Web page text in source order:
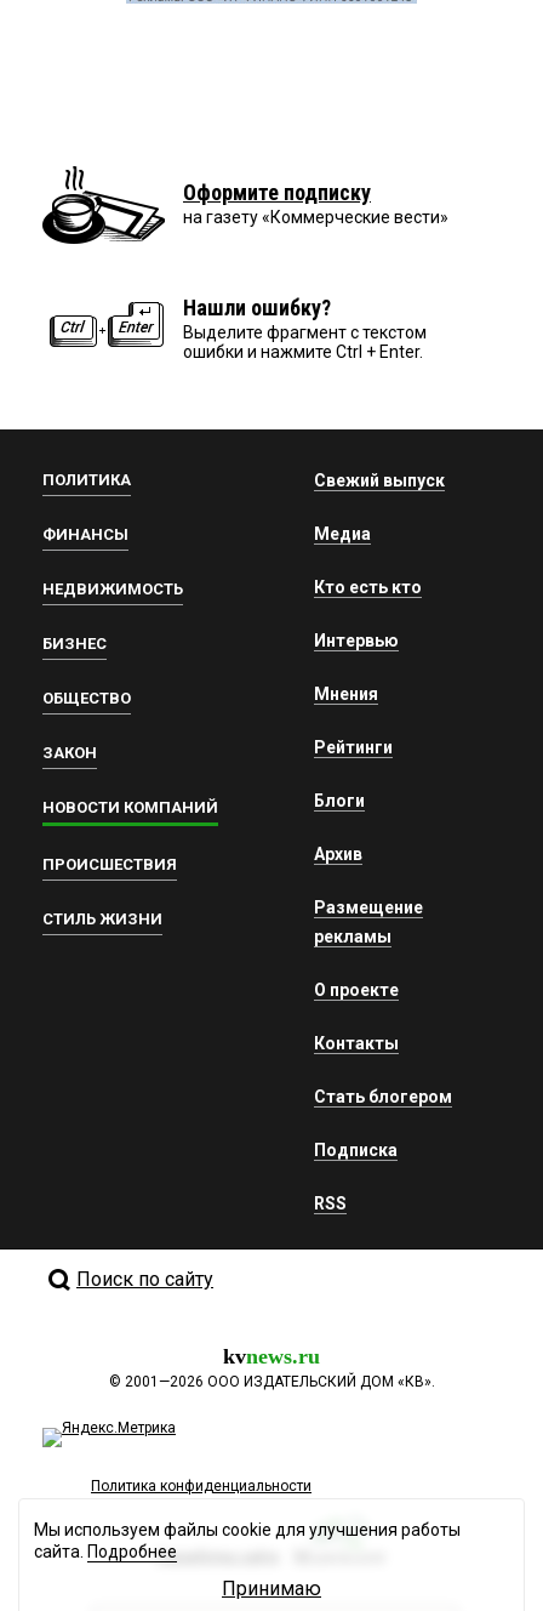
Оформите подписку
на газету «Коммерческие вести»
Нашли ошибку?
Выделите фрагмент с текстом
ошибки и нажмите Ctrl + Enter.
ПОЛИТИКА
ФИНАНСЫ
НЕДВИЖИМОСТЬ
БИЗНЕС
ОБЩЕСТВО
ЗАКОН
НОВОСТИ КОМПАНИЙ
ПРОИСШЕСТВИЯ
СТИЛЬ ЖИЗНИ
Свежий выпуск
Медиа
Кто есть кто
Интервью
Мнения
Рейтинги
Блоги
Архив
Размещение
рекламы
О проекте
Контакты
Стать блогером
Подписка
RSS
Поиск по сайту
kvnews.ru
© 2001—2026 ООО ИЗДАТЕЛЬСКИЙ ДОМ «КВ».
Политика конфиденциальности
Разработка сайта
Мы используем файлы cookie для улучшения работы
сайта. Подробнее
Принимаю